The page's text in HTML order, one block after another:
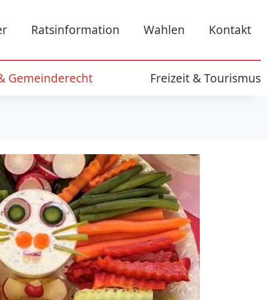
Ratsinformation Wahlen Kontakt
Gemeinderecht Freizeit & Tourismus